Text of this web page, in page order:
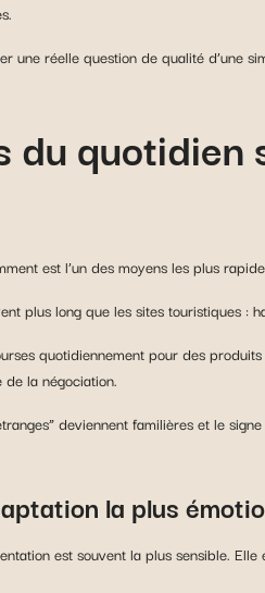
une réelle question de qualité d’une
du quotidien
est l’un des moyens les plus
plus long que les sites touristiques
quotidiennement pour des
la négociation.
deviennent familières et le
la plus
est souvent la plus sensible.